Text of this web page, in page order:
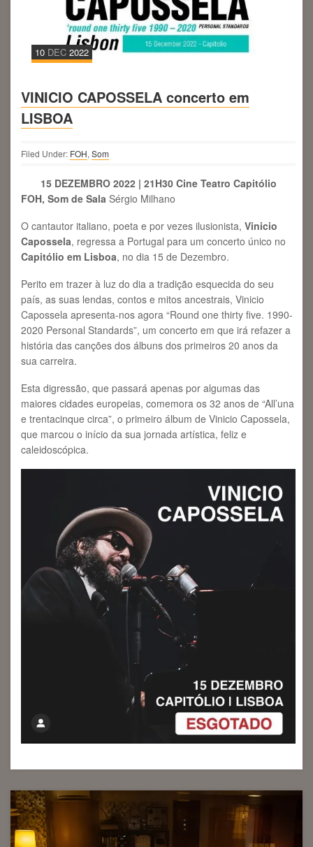
10 DEC 2022
VINICIO CAPOSSELA concerto em
LISBOA
Filed Under: FOH, Som
15 DEZEMBRO 2022 | 21H30 Cine Teatro Capitólio
FOH, Som de Sala Sérgio Milhano
O cantautor italiano, poeta e por vezes ilusionista, Vinicio
Capossela, regressa a Portugal para um concerto único no
Capitólio em Lisboa, no dia 15 de Dezembro.
Perito em trazer à luz do dia a tradição esquecida do seu
país, as suas lendas, contos e mitos ancestrais, Vinicio
Capossela apresenta-nos agora “Round one thirty five. 1990-
2020 Personal Standards”, um concerto em que irá refazer a
história das canções dos álbuns dos primeiros 20 anos da
sua carreira.
Esta digressão, que passará apenas por algumas das
maiores cidades europeias, comemora os 32 anos de “All’una
e trentacinque circa”, o primeiro álbum de Vinicio Capossela,
que marcou o início da sua jornada artística, feliz e
caleidoscópica.